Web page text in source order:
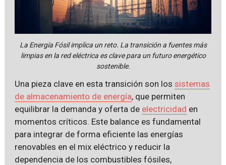
La Energía Fósil implica un reto. La transición a fuentes más
limpias en la red eléctrica es clave para un futuro energético
sostenible.
Una pieza clave en esta transición son los sistemas
de almacenamiento de energía, que permiten
equilibrar la demanda y oferta de electricidad en
momentos críticos. Este balance es fundamental
para integrar de forma eficiente las energías
renovables en el mix eléctrico y reducir la
dependencia de los combustibles fósiles,